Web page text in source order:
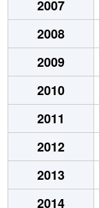
2007
2008
2009
2010
2011
2012
2013
2014